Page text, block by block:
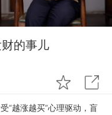
的事儿
“越涨越买”心理驱动，盲